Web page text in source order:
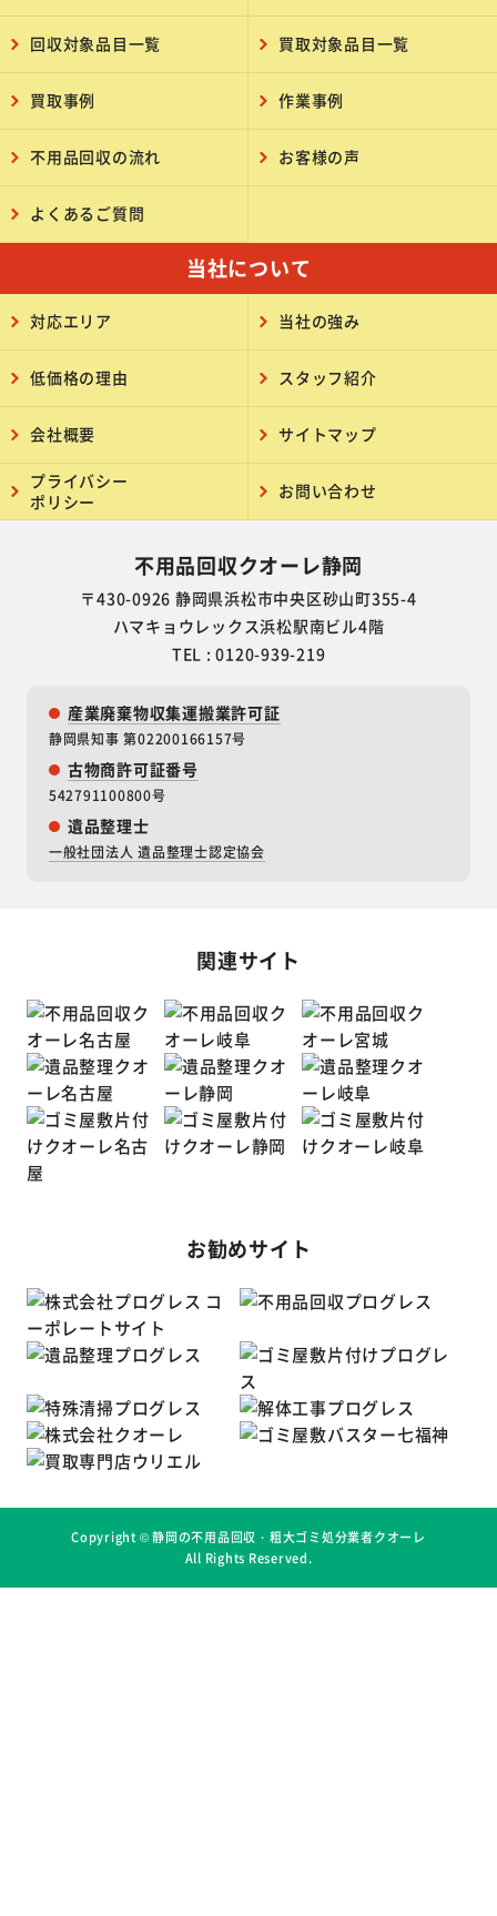
回収対象品目一覧 買取対象品目一覧
買取事例 作業事例
不用品回収の流れ お客様の声
よくあるご質問
当社について
対応エリア 当社の強み
低価格の理由 スタッフ紹介
会社概要 サイトマップ
プライバシー
ポリシー
お問い合わせ
不用品回収クオーレ静岡
〒430-0926 静岡県浜松市中央区砂山町355-4
ハマキョウレックス浜松駅南ビル4階
TEL : 0120-939-219
産業廃棄物収集運搬業許可証
静岡県知事 第02200166157号
古物商許可証番号
542791100800号
遺品整理士
一般社団法人 遺品整理士認定協会
関連サイト
お勧めサイト
Copyright ©静岡の不用品回収・粗大ゴミ処分業者クオーレ
All Rights Reserved.